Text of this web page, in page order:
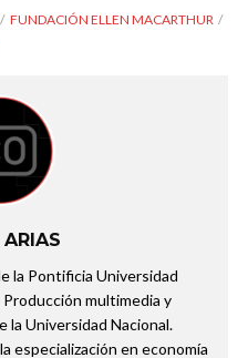
FUNDACIÓN ELLEN MACARTHUR
la Pontificia Universidad
multimedia y
la Universidad Nacional.
especialización en economía